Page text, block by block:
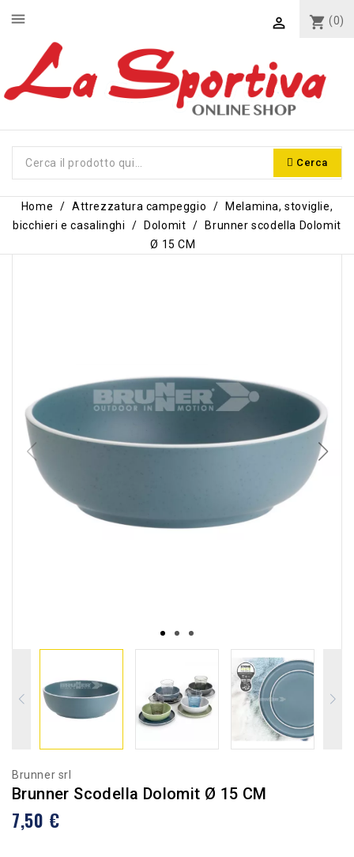
shopping_cart (0)

Cerca
menu
Home Attrezzatura campeggio
Melamina, stoviglie,
bicchieri e casalinghi
Dolomit
Brunner scodella Dolomit
Ø 15 CM
Brunner srl
Brunner Scodella Dolomit Ø 15 CM
7,50 €